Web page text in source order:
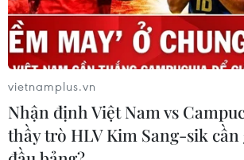
vietnamplus.vn
Nhận định Việt Nam vs
thầy trò HLV Kim Sang-sik